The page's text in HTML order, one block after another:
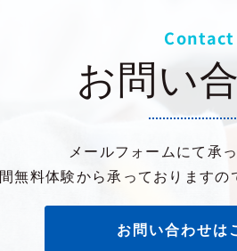
Contact
お問い
メールフォームにて承
無料体験から承っております
お問い合わせは